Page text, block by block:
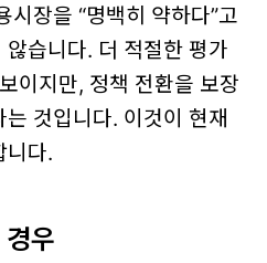
시장을 “명백히 약하다”고
습니다. 더 적절한 평가
이지만, 정책 전환을 보장
는 것입니다. 이것이 현재
니다.
우